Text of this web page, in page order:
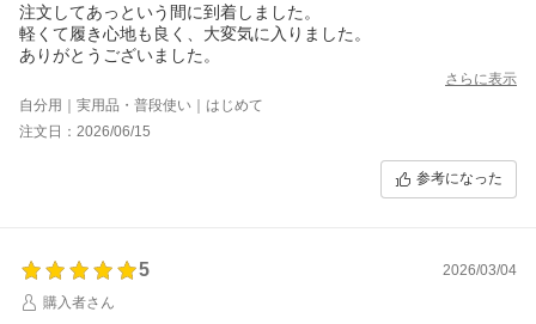
注文してあっという間に到着しました。
軽くて履き心地も良く、大変気に入りました。
ありがとうございました。
さらに表示
自分用｜実用品・普段使い｜はじめて
注文日：2026/06/15
参考になった
5
2026/03/04
購入者さん